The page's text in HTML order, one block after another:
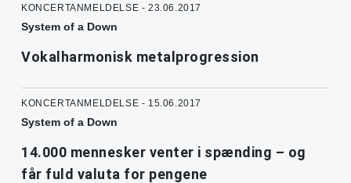
KONCERTANMELDELSE - 23.06.2017
System of a Down
Vokalharmonisk metalprogression
KONCERTANMELDELSE - 15.06.2017
System of a Down
14.000 mennesker venter i spænding – og
får fuld valuta for pengene